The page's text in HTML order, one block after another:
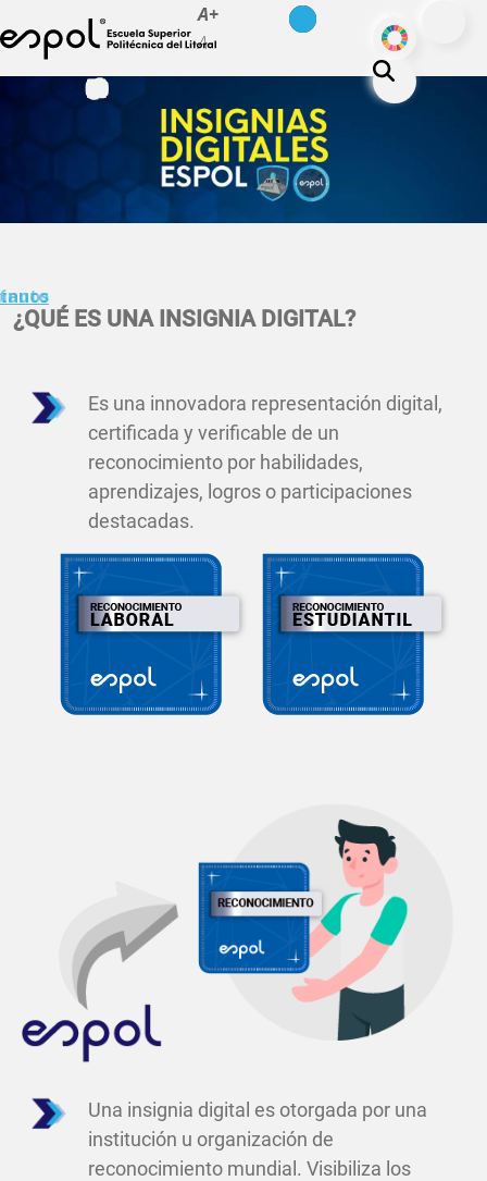
Skip to main content
A+
A-
ODS
Campus life
Transparency
¿QUÉ ES UNA INSIGNIA DIGITAL?
Es una innovadora representación digital,
certificada y verificable de un
reconocimiento por habilidades,
aprendizajes, logros o participaciones
destacadas.
Una insignia digital es otorgada por una
institución u organización de
reconocimiento mundial. Visibiliza los